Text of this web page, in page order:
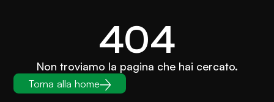
404
Non troviamo la pagina che hai cercato.
Torna alla home